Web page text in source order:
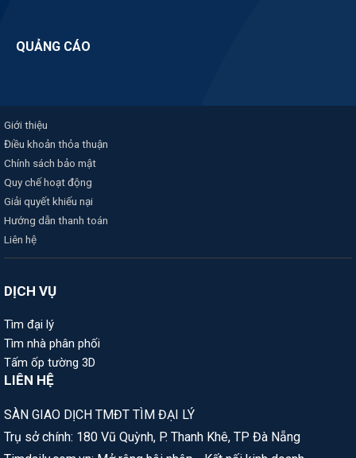
QUẢNG CÁO
Giới thiệu
Điều khoản thỏa thuận
Chính sách bảo mật
Quy chế hoạt động
Giải quyết khiếu nại
Hướng dẫn thanh toán
Liên hệ
DỊCH VỤ
Tìm đại lý
Tìm nhà phân phối
Tấm ốp tường 3D
LIÊN HỆ
SÀN GIAO DỊCH TMĐT TÌM ĐẠI LÝ
Trụ sở chính: 180 Vũ Quỳnh, P. Thanh Khê, TP Đà Nẵng